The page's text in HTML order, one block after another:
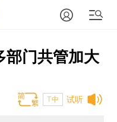
部门共管加大
试听
T中